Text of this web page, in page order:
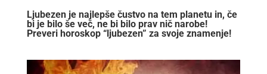
Ljubezen je najlepše čustvo na tem planetu in, če
bi je bilo še več, ne bi bilo prav nič narobe!
Preveri horoskop “ljubezen” za svoje znamenje!